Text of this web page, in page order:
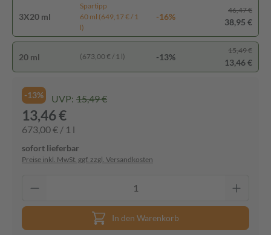
3X20 ml
Spartipp
60 ml (649,17 € / 1
l)
-16%
46,47 €
38,95 €
20 ml (673,00 € / 1 l) -13%
15,49 €
13,46 €
-13% UVP: 15,49 €
13,46 €
673,00 € / 1 l
sofort lieferbar
Preise inkl. MwSt. ggf. zzgl. Versandkosten
In den Warenkorb